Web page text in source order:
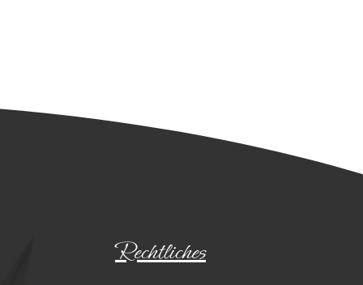
Rechtliches